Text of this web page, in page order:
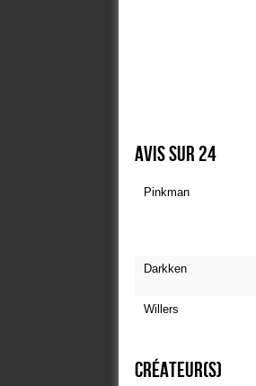
Avis sur 24
Pinkman
Darkken
Willers
Tony10
Créateur(s)